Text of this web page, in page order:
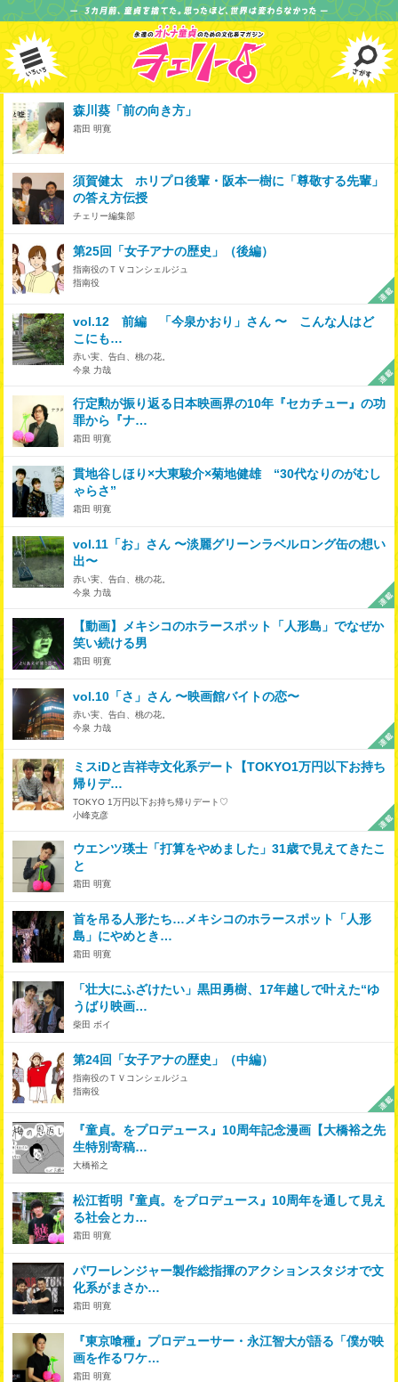
森川葵「前の向き方」
霜田 明寛
須賀健太 ホリプロ後輩・阪本一樹に「尊敬する先輩」
の答え方伝授
チェリー編集部
第25回「女子アナの歴史」（後編）
指南役のＴＶコンシェルジュ
指南役
vol.12 前編 「今泉かおり」さん 〜 こんな人はど
こにも…
赤い実、告白、桃の花。
今泉 力哉
行定勲が振り返る日本映画界の10年『セカチュー』の功
罪から『ナ…
霜田 明寛
貫地谷しほり×大東駿介×菊地健雄 “30代なりのがむし
ゃらさ”
霜田 明寛
vol.11「お」さん 〜淡麗グリーンラベルロング缶の想い
出〜
赤い実、告白、桃の花。
今泉 力哉
【動画】メキシコのホラースポット「人形島」でなぜか
笑い続ける男
霜田 明寛
vol.10「さ」さん 〜映画館バイトの恋〜
赤い実、告白、桃の花。
今泉 力哉
ミスiDと吉祥寺文化系デート【TOKYO1万円以下お持ち
帰りデ…
TOKYO 1万円以下お持ち帰りデート♡
小峰克彦
ウエンツ瑛士「打算をやめました」31歳で見えてきたこ
と
霜田 明寛
首を吊る人形たち…メキシコのホラースポット「人形
島」にやめとき…
霜田 明寛
「壮大にふざけたい」黒田勇樹、17年越しで叶えた“ゆ
うばり映画…
柴田 ボイ
第24回「女子アナの歴史」（中編）
指南役のＴＶコンシェルジュ
指南役
『童貞。をプロデュース』10周年記念漫画【大橋裕之先
生特別寄稿…
大橋裕之
松江哲明『童貞。をプロデュース』10周年を通して見え
る社会とカ…
霜田 明寛
パワーレンジャー製作総指揮のアクションスタジオで文
化系がまさか…
霜田 明寛
『東京喰種』プロデューサー・永江智大が語る「僕が映
画を作るワケ…
霜田 明寛